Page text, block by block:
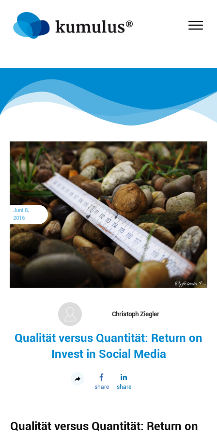
Juni 8,
2016
Christoph Ziegler
Qualität versus Quantität: Return on
Invest in Social Media
share share
Qualität versus Quantität: Return on